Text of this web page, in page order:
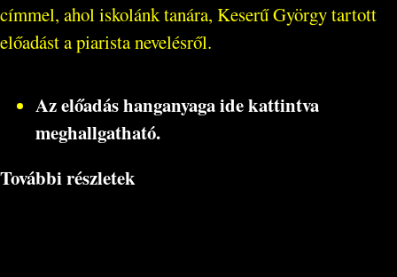
címmel, ahol iskolánk tanára, Keserű György tartott
előadást a piarista nevelésről.
Az előadás hanganyaga ide kattintva
meghallgatható.
További részletek